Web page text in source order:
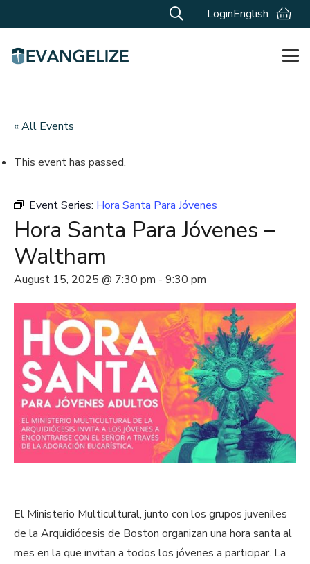
LoginEnglish
« All Events
This event has passed.
Event Series: Hora Santa Para Jóvenes
Hora Santa Para Jóvenes –
Waltham
August 15, 2025 @ 7:30 pm - 9:30 pm
El Ministerio Multicultural, junto con los grupos juveniles
de la Arquidiócesis de Boston organizan una hora santa al
mes en la que invitan a todos los jóvenes a participar. La